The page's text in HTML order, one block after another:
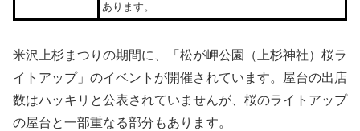
あります。
米沢上杉まつりの期間に、「松が岬公園（上杉神社）桜ラ
イトアップ」のイベントが開催されています。屋台の出店
数はハッキリと公表されていませんが、桜のライトアップ
の屋台と一部重なる部分もあります。